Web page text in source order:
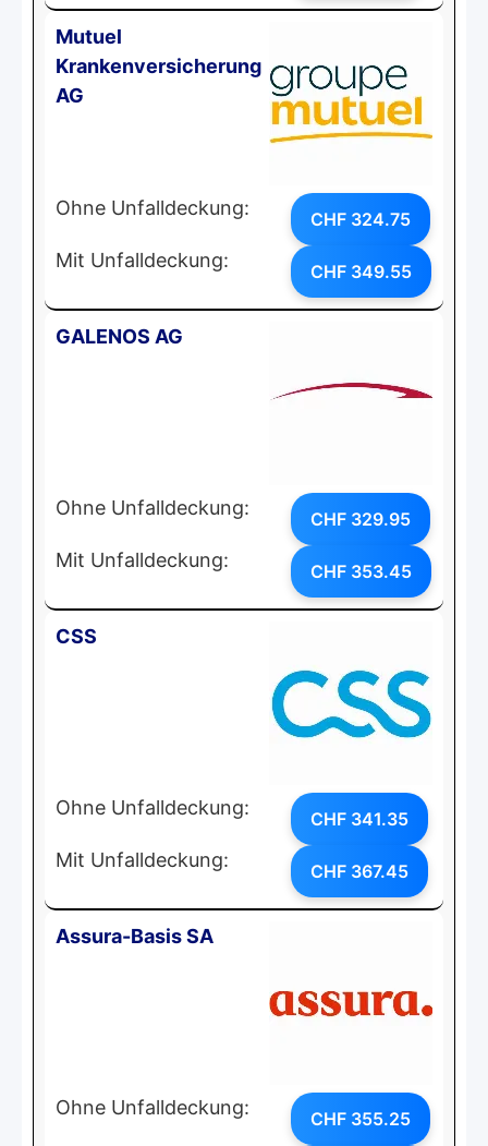
Mutuel
Krankenversicherung
AG
Ohne Unfalldeckung: CHF 324.75
Mit Unfalldeckung: CHF 349.55
GALENOS AG
Ohne Unfalldeckung: CHF 329.95
Mit Unfalldeckung: CHF 353.45
CSS
Ohne Unfalldeckung: CHF 341.35
Mit Unfalldeckung: CHF 367.45
Assura-Basis SA
Ohne Unfalldeckung: CHF 355.25